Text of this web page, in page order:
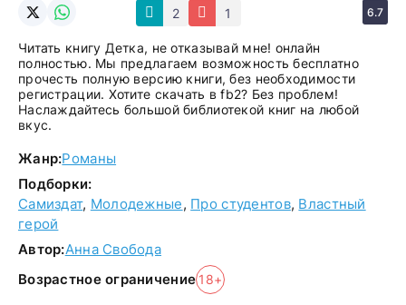
2
1 6.7
Читать книгу Детка, не отказывай мне! онлайн
полностью. Мы предлагаем возможность бесплатно
прочесть полную версию книги, без необходимости
регистрации. Хотите скачать в fb2? Без проблем!
Наслаждайтесь большой библиотекой книг на любой
вкус.
Жанр:Романы
Подборки:
Самиздат, Молодежные, Про студентов, Властный
герой
Автор:Анна Свобода
Возрастное ограничение 18+